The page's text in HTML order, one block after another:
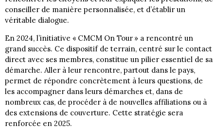
conseiller de manière personnalisée, et d’établir un
véritable dialogue.
En 2024, l’initiative « CMCM On Tour » a rencontré un
grand succès. Ce dispositif de terrain, centré sur le contact
direct avec ses membres, constitue un pilier essentiel de sa
démarche. Aller à leur rencontre, partout dans le pays,
permet de répondre concrètement à leurs questions, de
les accompagner dans leurs démarches et, dans de
nombreux cas, de procéder à de nouvelles affiliations ou à
des extensions de couverture. Cette stratégie sera
renforcée en 2025.